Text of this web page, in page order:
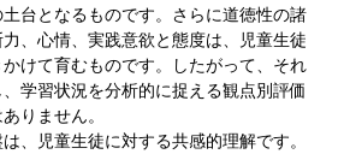
台となるものです。さらに道徳性の諸
、心情、実践意欲と態度は、児童生徒
けて育むものです。したがって、それ
学習状況を分析的に捉える観点別評価
りません。
、児童生徒に対する共感的理解です。